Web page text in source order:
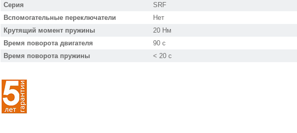
Серия
SRF
Вспомогательные переключатели
Нет
Крутящий момент пружины
20 Нм
Время поворота двигателя
90 с
Время поворота пружины
˂ 20 с